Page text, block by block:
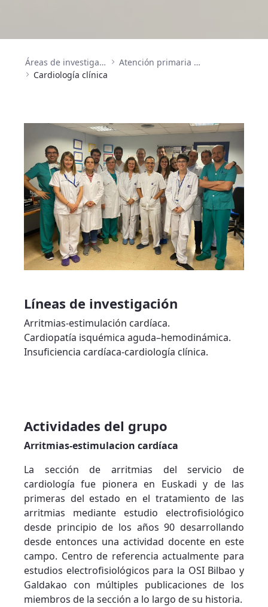
Áreas de investigación
Atención primaria en salud, prevención, enfermedades crónicas y envejecimiento
Cardiología clínica
Líneas de investigación
Arritmias-estimulación cardíaca.
Cardiopatía isquémica aguda–hemodinámica.
Insuficiencia cardíaca-cardiología clínica.
Actividades del grupo
Arritmias-estimulacion cardíaca
La sección de arritmias del servicio de
cardiología fue pionera en Euskadi y de las
primeras del estado en el tratamiento de las
arritmias mediante estudio electrofisiológico
desde principio de los años 90 desarrollando
desde entonces una actividad docente en este
campo. Centro de referencia actualmente para
estudios electrofisiológicos para la OSI Bilbao y
Galdakao con múltiples publicaciones de los
miembros de la sección a lo largo de su historia.